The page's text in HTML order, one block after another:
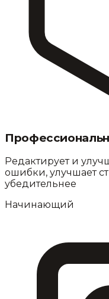
Редактирует и
ошибки, улучшает
убедительнее
Начинающий